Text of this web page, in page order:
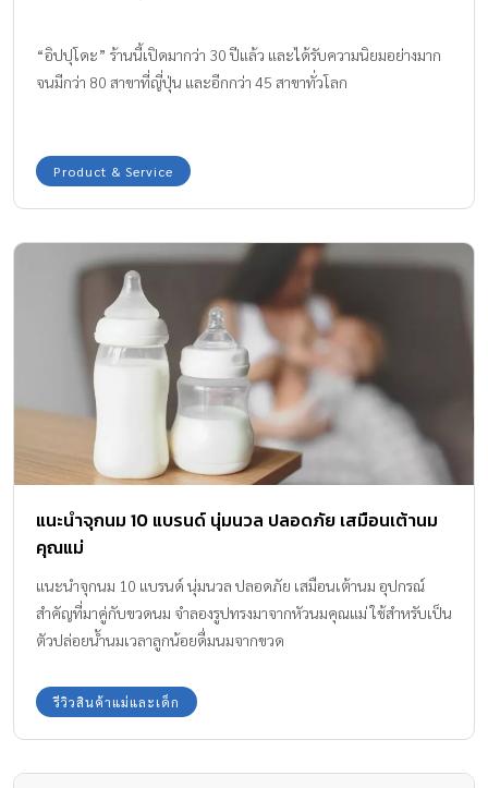
แนะนำจุกนม 10 แบรนด์ นุ่มนวล ปลอดภัย เสมือนเต้านม
คุณแม่
แนะนำจุกนม 10 แบรนด์ นุ่มนวล ปลอดภัย เสมือนเต้านม อุปกรณ์
สำคัญที่มาคู่กับขวดนม จำลองรูปทรงมาจากหัวนมคุณแม่ ใช้สำหรับเป็น
ตัวปล่อยน้ำนมเวลาลูกน้อยดื่มนมจากขวด
รีวิวสินค้าแม่และเด็ก
รีวิว ครีมทาท้อง ป้องกันผิวแตกลาย ยี่ห้อไหนใช้ดีบ้าง ?